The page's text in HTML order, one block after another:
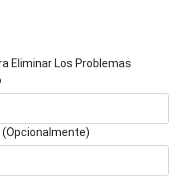
Eliminar Los Problemas
(Opcionalmente)